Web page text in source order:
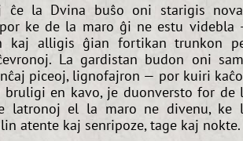
ĉe la Dvina buŝo oni starigis
ke de la maro ĝi ne estu videbla
kaj alligis ĝian fortikan trunkon
La gardistan budon oni
piceoj, lignofajron — por kuiri
en kavo, je duonversto for de
latronoj el la maro ne divenu, ke
atente kaj senripoze, tage kaj nokte.